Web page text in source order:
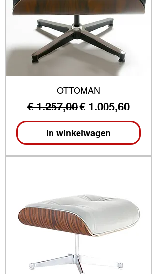
OTTOMAN
Normale prijs
€ 1.257,00Verkoopprijs
€ 1.005,60
In winkelwagen